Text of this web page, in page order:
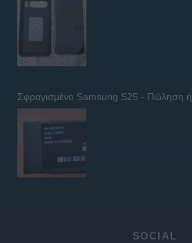
Σφραγισμένο Samsung S25 - Πώληση ή
SOCIAL